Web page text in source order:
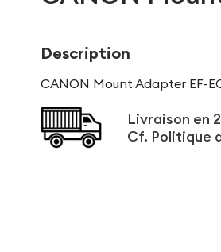
Description
CANON Mount Adapter EF-
Livraison en
Cf. Politique